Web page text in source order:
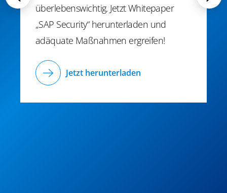
überlebenswichtig. Jetzt Whitepaper
„SAP Security“ herunterladen und
adäquate Maßnahmen ergreifen!
Jetzt herunterladen